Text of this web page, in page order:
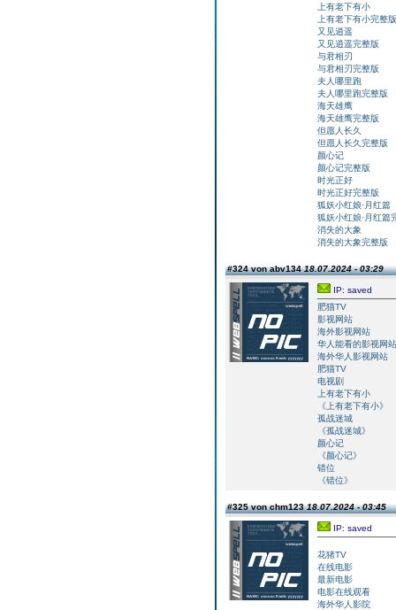
上有老下有小
上有老下有小完整版
又见逍遥
又见逍遥完整版
与君相刃
与君相刃完整版
夫人哪里跑
夫人哪里跑完整版
海天雄鹰
海天雄鹰完整版
但愿人长久
但愿人长久完整版
颜心记
颜心记完整版
时光正好
时光正好完整版
狐妖小红娘·月红篇
狐妖小红娘·月红篇
消失的大象
消失的大象完整版
#324 von abv13418.07.2024 - 03:29
IP: saved
肥猫TV
影视网站
海外影视网站
华人能看的影视网站
海外华人影视网站
肥猫TV
电视剧
上有老下有小
《上有老下有小》
孤战迷城
《孤战迷城》
颜心记
《颜心记》
错位
《错位》
#325 von chm12318.07.2024 - 03:45
IP: saved
花猪TV
在线电影
最新电影
电影在线观看
海外华人影院